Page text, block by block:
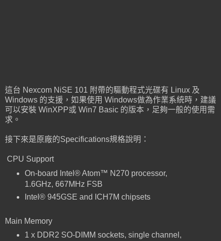
這台 Nexcom NiSE 101 附帶的驅動程式光碟有 Linux 及
Windows 的支援，如果使用 Windows做為作業系統時，建議
可以安裝 WinXPP或 Win7 Basic 的版本，足夠一般的使用需
求。
接下來是原廠的Specifications規格說明：
CPU Support
On-board Intel® Atom™ N270 processor,
1.6GHz, 667MHz FSB
Intel® 945GSE and ICH7M chipsets
Main Memory
1 x DDR2 SO-DIMM sockets, single channel,